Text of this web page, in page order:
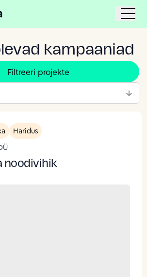
kampaaniad
Filtreeri projekte
Haridus
noodivihik